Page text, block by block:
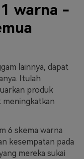
warna -
lainnya, dapat
Itulah
produk
meningkatkan
6 skema warna
kesempatan pada
mereka sukai